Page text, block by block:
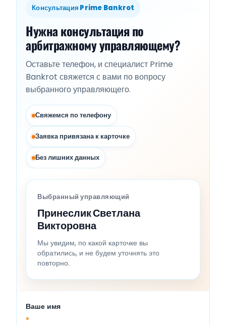
Консультация Prime Bankrot
Нужна консультация по
арбитражному управляющему?
Оставьте телефон, и специалист Prime
Bankrot свяжется с вами по вопросу
выбранного управляющего.
Свяжемся по телефону
Заявка привязана к карточке
Без лишних данных
Выбранный управляющий
Принеслик Светлана
Викторовна
Мы увидим, по какой карточке вы
обратились, и не будем уточнять это
повторно.
Ваше имя
*